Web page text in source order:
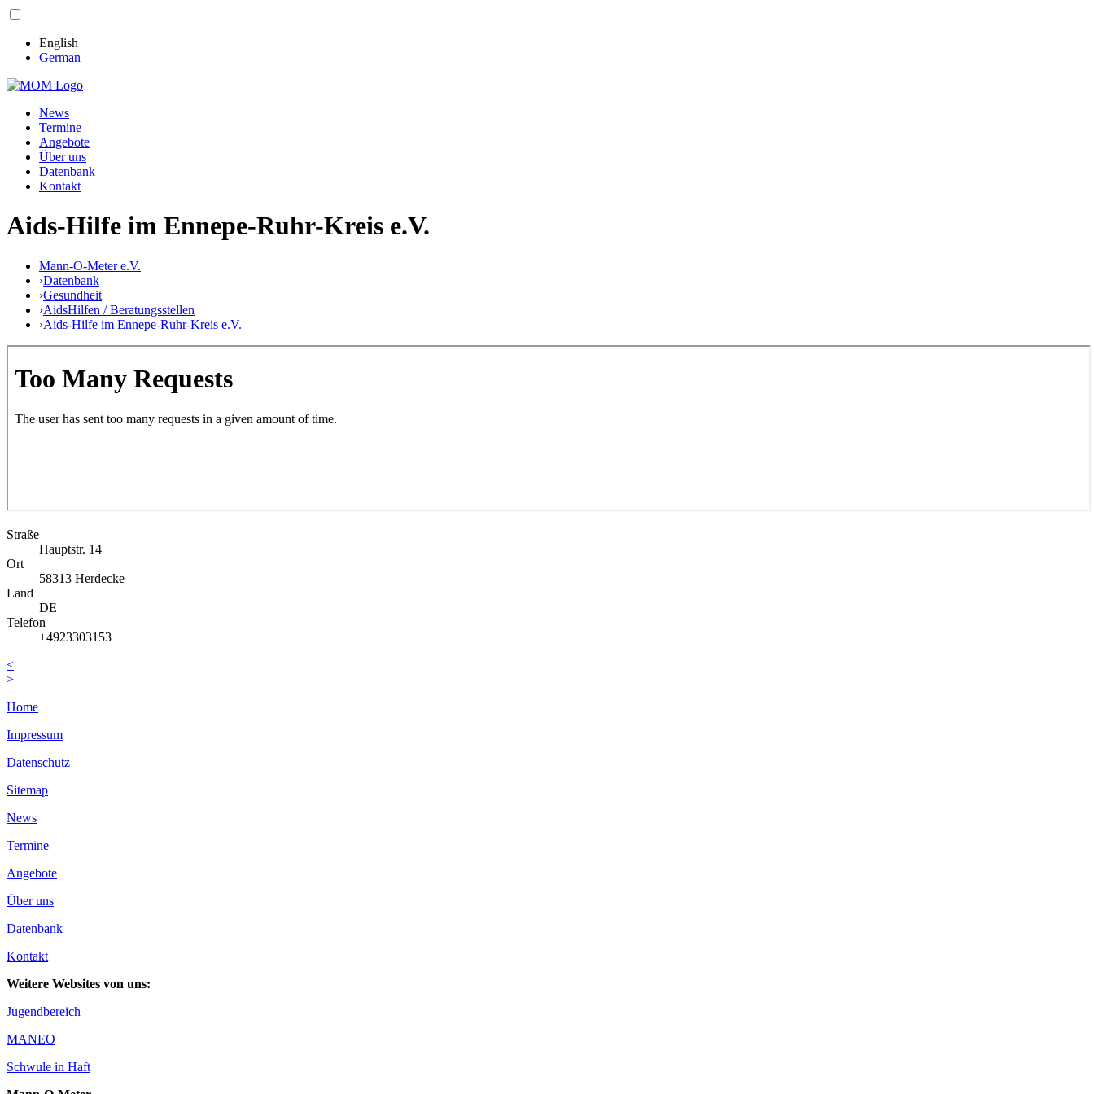
English
German
News
Termine
Angebote
Über uns
Datenbank
Kontakt
Aids-Hilfe im Ennepe-Ruhr-Kreis e.V.
Mann-O-Meter e.V.
›Datenbank
›Gesundheit
›AidsHilfen / Beratungsstellen
›Aids-Hilfe im Ennepe-Ruhr-Kreis e.V.
Straße
Hauptstr. 14
Ort
58313 Herdecke
Land
DE
Telefon
+4923303153
<
>
Home
Impressum
Datenschutz
Sitemap
News
Termine
Angebote
Über uns
Datenbank
Kontakt
Weitere Websites von uns:
Jugendbereich
MANEO
Schwule in Haft